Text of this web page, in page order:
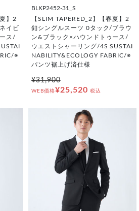
】2
イビ
ス/
※
BLKP2452-31_S
【SLIM TAPERED_2】【春夏】2
釦シングルスーツ 0タック/ブラウ
ン&ブラック×ハウンドトゥース/
ウエストシャーリング/4S SUSTAI
NABILITY&ECOLOGY FABRIC/※
パンツ裾上げ済仕様
¥31,900
WEB価格¥25,520 税込